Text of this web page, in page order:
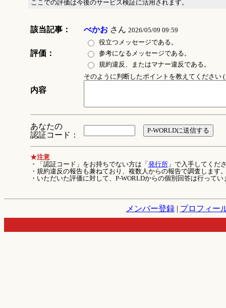
ここでの評価は今後のサービス検証に活用されます。
該当記事： べかおさん 2026/05/09 09:59
評価：
役立つメッセージである。
参考になるメッセージである。
規約違反、またはマナー違反である。
内容
そのように判断したポイントを教えてください
あなたの
認証コード：
★注意
・「認証コード」をお持ちでない方は「 発行所」で入手してくだ
・規約違反の報告も兼ねており、複数人からの報告で調査します
・いただいた評価に対して、P-WORLDからの個別回答は行ってい
メンバー登録| プロフィー